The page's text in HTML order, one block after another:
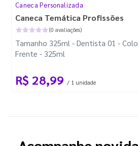
Caneca Personalizada
Caneca Temática Profissões
(0 avaliações)
Tamanho 325ml - Dentista 01 -
Frente - 325ml
R$ 28,99 / 1 unidade